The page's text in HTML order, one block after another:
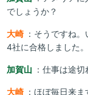
でしょうか？
大崎 ：そうですね
4社に合格しました
加賀山 ：仕事は途
大崎 ：ほぼ毎日来